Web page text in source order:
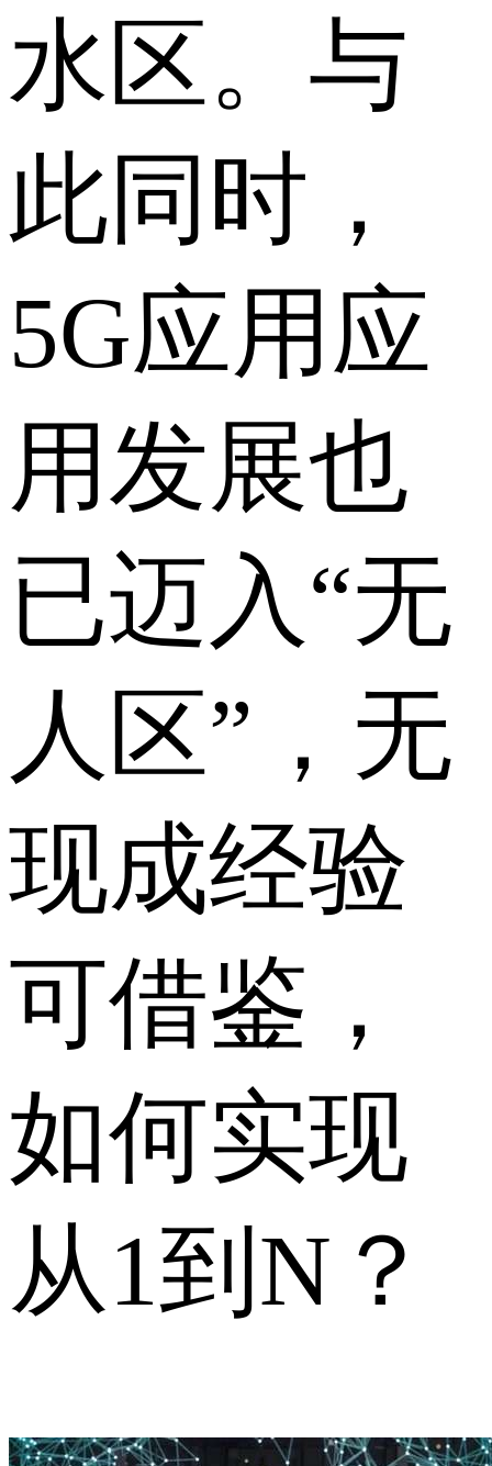
水区。与
此同时，
5G应用应
用发展也
已迈入“无
人区”，无
现成经验
可借鉴，
如何实现
从1到N？